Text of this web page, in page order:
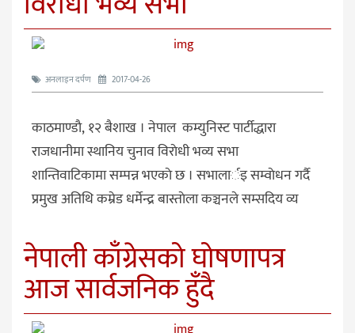
अनलाइन दर्पण 2017-04-26
काठमाण्डाै, १२ बैशाख । नेपाल कम्युनिस्ट पार्टीद्धारा
राजधानीमा स्थानिय चुनाव विराेधी भव्य सभा
शान्तिवाटिकामा सम्पन्न भएकाे छ । सभालार्इ सम्वाेधन गर्दै
प्रमुख अतिथि क‍म्रेड धर्मेन्द्र बास्ताेला कञ्चनले सम्सदिय व्य
नेपाली काँग्रेसको घोषणापत्र
आज सार्वजनिक हुँदै